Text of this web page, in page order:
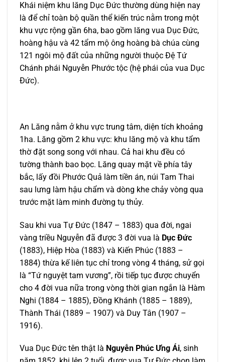
Khái niệm khu lăng Dục Ðức thường dùng hiện nay
là để chỉ toàn bộ quần thể kiến trúc nằm trong một
khu vực rộng gần 6ha, bao gồm lăng vua Dục Ðức,
hoàng hậu và 42 tẩm mộ ông hoàng bà chúa cùng
121 ngôi mộ đất của những người thuộc Ðệ Tứ
Chánh phái Nguyễn Phước tộc (hệ phái của vua Dục
Ðức).
An Lăng nằm ở khu vực trung tâm, diện tích khoảng
1ha. Lăng gồm 2 khu vực: khu lăng mộ và khu tẩm
thờ đặt song song với nhau. Cả hai khu đều có
tường thành bao bọc. Lăng quay mặt về phía tây
bắc, lấy đồi Phước Quả làm tiền án, núi Tam Thai
sau lưng làm hậu chẩm và dòng khe chảy vòng qua
trước mặt làm minh đường tụ thủy.
Sau khi vua Tự Đức (1847 – 1883) qua đời, ngai
vàng triều Nguyễn đã được 3 đời vua là Dục Đức
(1883), Hiệp Hòa (1883) và Kiến Phúc (1883 –
1884) thừa kế liên tục chỉ trong vòng 4 tháng, sử gọi
là “Tứ nguyệt tam vương”, rồi tiếp tục được chuyển
cho 4 đời vua nữa trong vòng thời gian ngắn là Hàm
Nghi (1884 – 1885), Đồng Khánh (1885 – 1889),
Thành Thái (1889 – 1907) và Duy Tân (1907 –
1916).
Vua Dục Đức tên thật là Nguyễn Phúc Ưng Ái, sinh